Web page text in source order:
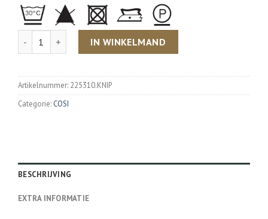
Aantal IN WINKELMAND
Artikelnummer: 225310.KNIP
Categorie: COSI
BESCHRIJVING
EXTRA INFORMATIE